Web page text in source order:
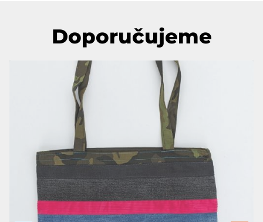
Doporučujeme